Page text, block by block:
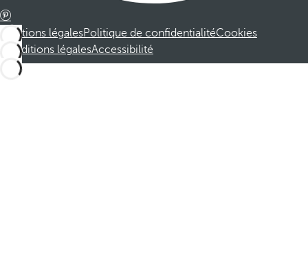
Mentions légalesPolitique de confidentialitéCookies
Conditions légalesAccessibilité